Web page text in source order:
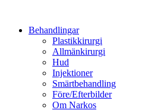
innehållBehandlingar
Plastikkirurgi
Allmänkirurgi
Hud
Injektioner
Smärtbehandling
Före/Efterbilder
Om Narkos